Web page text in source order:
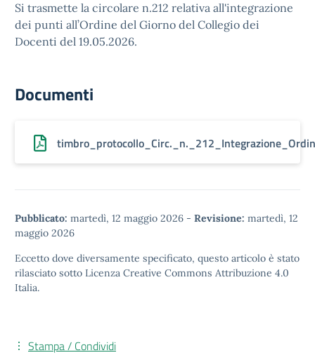
Si trasmette la circolare n.212 relativa all'integrazione
dei punti all’Ordine del Giorno del Collegio dei
Docenti del 19.05.2026.
Documenti
Pubblicato: martedì, 12 maggio 2026 - Revisione: martedì, 12
maggio 2026
Eccetto dove diversamente specificato, questo articolo è stato
rilasciato sotto Licenza Creative Commons Attribuzione 4.0
Italia.
Stampa / Condividi